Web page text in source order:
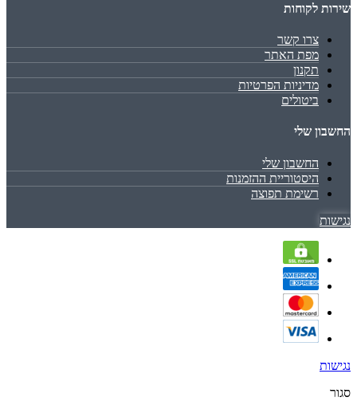
שירות לקוחות
צרו קשר
מפת האתר
תקנון
מדיניות הפרטיות
ביטולים
החשבון שלי
החשבון שלי
היסטוריית ההזמנות
רשימת תפוצה
נגישות
נגישות
סגור